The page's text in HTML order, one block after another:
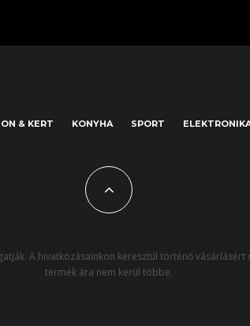
& KERT KONYHA SPORT
A hivatkozásainkon keresztül történő
termék ára nem kerül többe.